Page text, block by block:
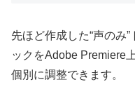
先ほど作成した“声のみ
ックをAdobe Premiere
個別に調整できます。